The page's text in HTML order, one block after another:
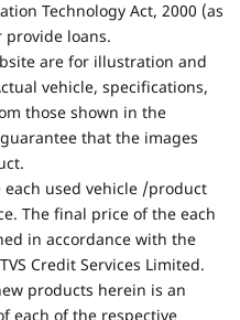
Technology Act, 2000 (as
loans.
are for illustration and
vehicle, specifications,
those shown in the
that the images
used vehicle /product
The final price of the each
in accordance with the
Credit Services Limited.
products herein is an